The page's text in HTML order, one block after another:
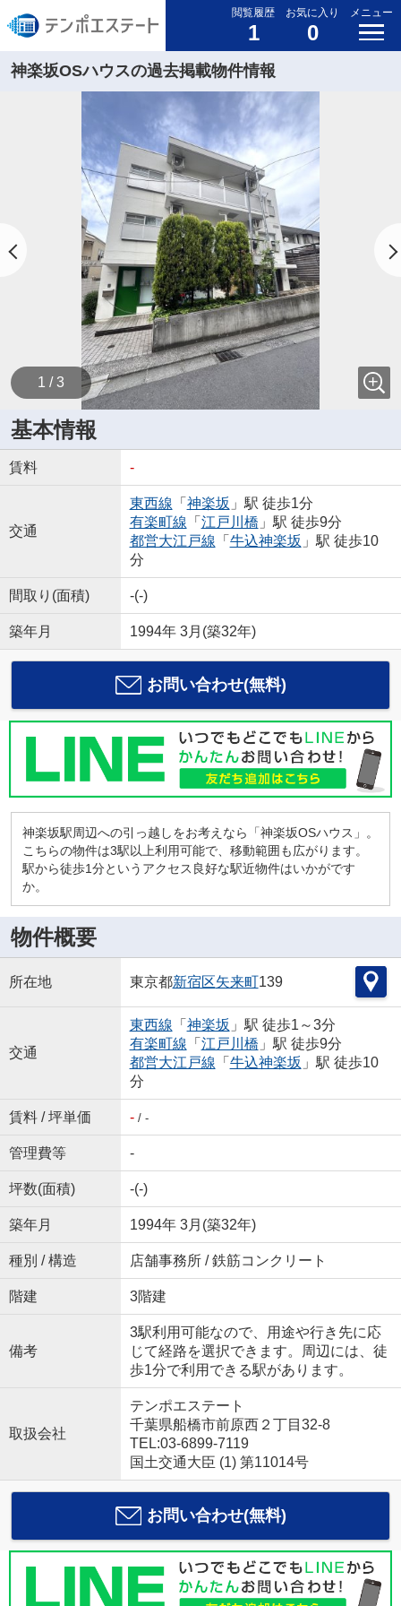
閲覧履歴
1
お気に入り
0
メニュー
神楽坂OSハウスの過去掲載物件情報
1 / 3
基本情報
賃料 -
交通
東西線 「 神楽坂 」駅 徒歩1分
有楽町線 「 江戸川橋 」駅 徒歩9分
都営大江戸線 「 牛込神楽坂 」駅 徒歩10
分
間取り(面積) -(-)
築年月 1994年 3月(築32年)
お問い合わせ(無料)
神楽坂駅周辺への引っ越しをお考えなら「神楽坂OSハウス」。
こちらの物件は3駅以上利用可能で、移動範囲も広がります。
駅から徒歩1分というアクセス良好な駅近物件はいかがです
か。
物件概要
所在地 東京都新宿区矢来町139
交通
東西線 「 神楽坂 」駅 徒歩1～3分
有楽町線 「 江戸川橋 」駅 徒歩9分
都営大江戸線 「 牛込神楽坂 」駅 徒歩10
分
賃料 / 坪単価 -/ -
管理費等 -
坪数(面積) -(-)
築年月 1994年 3月(築32年)
種別 / 構造 店舗事務所 / 鉄筋コンクリート
階建 3階建
備考
3駅利用可能なので、用途や行き先に応
じて経路を選択できます。周辺には、徒
歩1分で利用できる駅があります。
取扱会社
テンポエステート
千葉県船橋市前原西２丁目32-8
TEL:03-6899-7119
国土交通大臣 (1) 第11014号
お問い合わせ(無料)